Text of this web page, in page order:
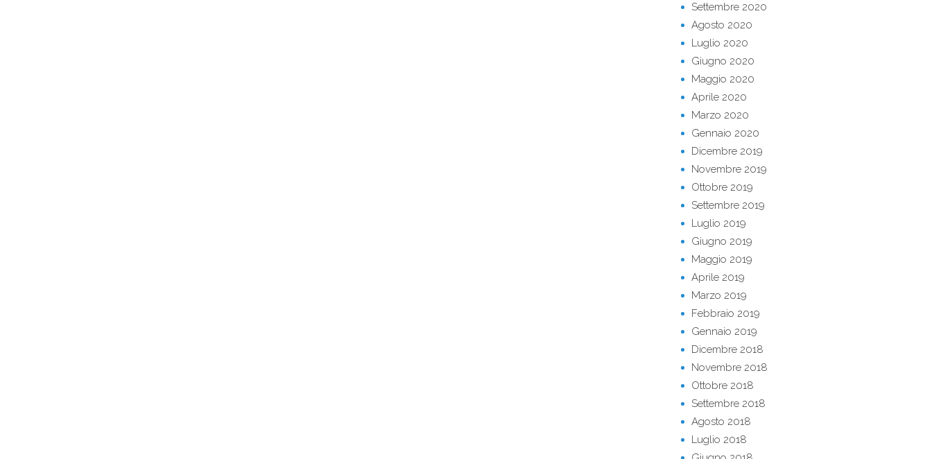
Settembre 2020
Agosto 2020
Luglio 2020
Giugno 2020
Maggio 2020
Aprile 2020
Marzo 2020
Gennaio 2020
Dicembre 2019
Novembre 2019
Ottobre 2019
Settembre 2019
Luglio 2019
Giugno 2019
Maggio 2019
Aprile 2019
Marzo 2019
Febbraio 2019
Gennaio 2019
Dicembre 2018
Novembre 2018
Ottobre 2018
Settembre 2018
Agosto 2018
Luglio 2018